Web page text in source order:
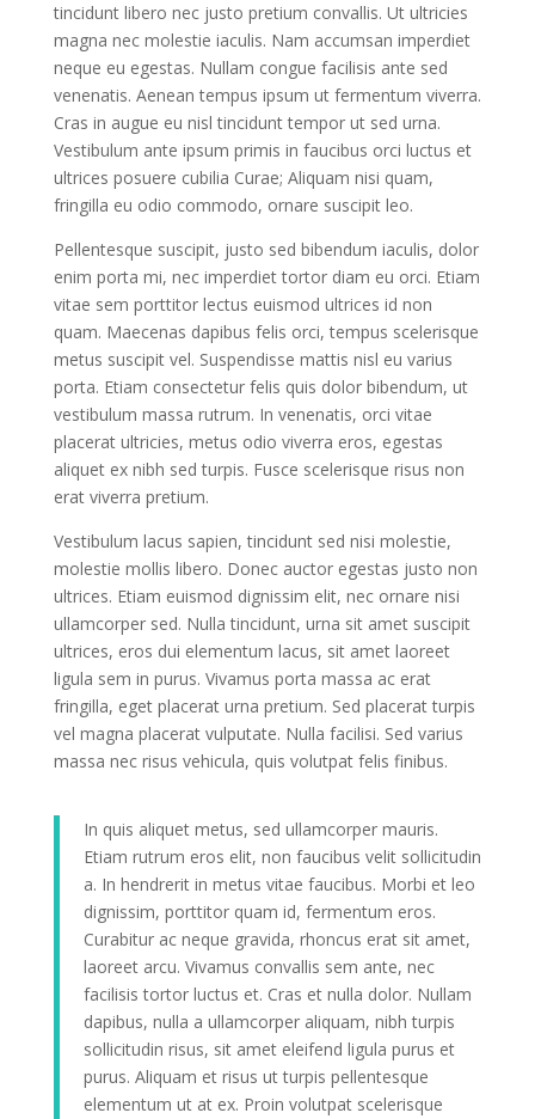
tincidunt libero nec justo pretium convallis. Ut ultricies
magna nec molestie iaculis. Nam accumsan imperdiet
neque eu egestas. Nullam congue facilisis ante sed
venenatis. Aenean tempus ipsum ut fermentum viverra.
Cras in augue eu nisl tincidunt tempor ut sed urna.
Vestibulum ante ipsum primis in faucibus orci luctus et
ultrices posuere cubilia Curae; Aliquam nisi quam,
fringilla eu odio commodo, ornare suscipit leo.
Pellentesque suscipit, justo sed bibendum iaculis, dolor
enim porta mi, nec imperdiet tortor diam eu orci. Etiam
vitae sem porttitor lectus euismod ultrices id non
quam. Maecenas dapibus felis orci, tempus scelerisque
metus suscipit vel. Suspendisse mattis nisl eu varius
porta. Etiam consectetur felis quis dolor bibendum, ut
vestibulum massa rutrum. In venenatis, orci vitae
placerat ultricies, metus odio viverra eros, egestas
aliquet ex nibh sed turpis. Fusce scelerisque risus non
erat viverra pretium.
Vestibulum lacus sapien, tincidunt sed nisi molestie,
molestie mollis libero. Donec auctor egestas justo non
ultrices. Etiam euismod dignissim elit, nec ornare nisi
ullamcorper sed. Nulla tincidunt, urna sit amet suscipit
ultrices, eros dui elementum lacus, sit amet laoreet
ligula sem in purus. Vivamus porta massa ac erat
fringilla, eget placerat urna pretium. Sed placerat turpis
vel magna placerat vulputate. Nulla facilisi. Sed varius
massa nec risus vehicula, quis volutpat felis finibus.
In quis aliquet metus, sed ullamcorper mauris.
Etiam rutrum eros elit, non faucibus velit sollicitudin
a. In hendrerit in metus vitae faucibus. Morbi et leo
dignissim, porttitor quam id, fermentum eros.
Curabitur ac neque gravida, rhoncus erat sit amet,
laoreet arcu. Vivamus convallis sem ante, nec
facilisis tortor luctus et. Cras et nulla dolor. Nullam
dapibus, nulla a ullamcorper aliquam, nibh turpis
sollicitudin risus, sit amet eleifend ligula purus et
purus. Aliquam et risus ut turpis pellentesque
elementum ut at ex. Proin volutpat scelerisque